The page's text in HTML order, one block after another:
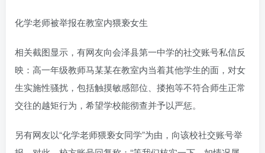
化学老师被举报在教室内猥亵女生
相关截图显示，有网友向会泽县第一中学的社交账号私信反
映：高一年级教师马某某在教室内当着其他学生的面，对女
生实施性骚扰，包括触摸敏感部位、搂抱等不符合师生正常
交往的越矩行为，希望学校能彻查并予以严惩。
另有网友以“化学老师猥亵女同学”为由，向该校社交账号举